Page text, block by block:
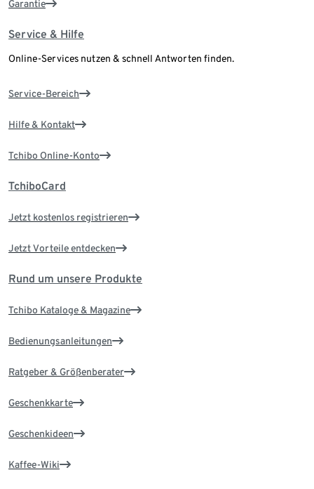
Garantie
Service & Hilfe
Online-Services nutzen & schnell Antworten finden.
Service-Bereich
Hilfe & Kontakt
Tchibo Online-Konto
TchiboCard
Jetzt kostenlos registrieren
Jetzt Vorteile entdecken
Rund um unsere Produkte
Tchibo Kataloge & Magazine
Bedienungsanleitungen
Ratgeber & Größenberater
Geschenkkarte
Geschenkideen
Kaffee-Wiki